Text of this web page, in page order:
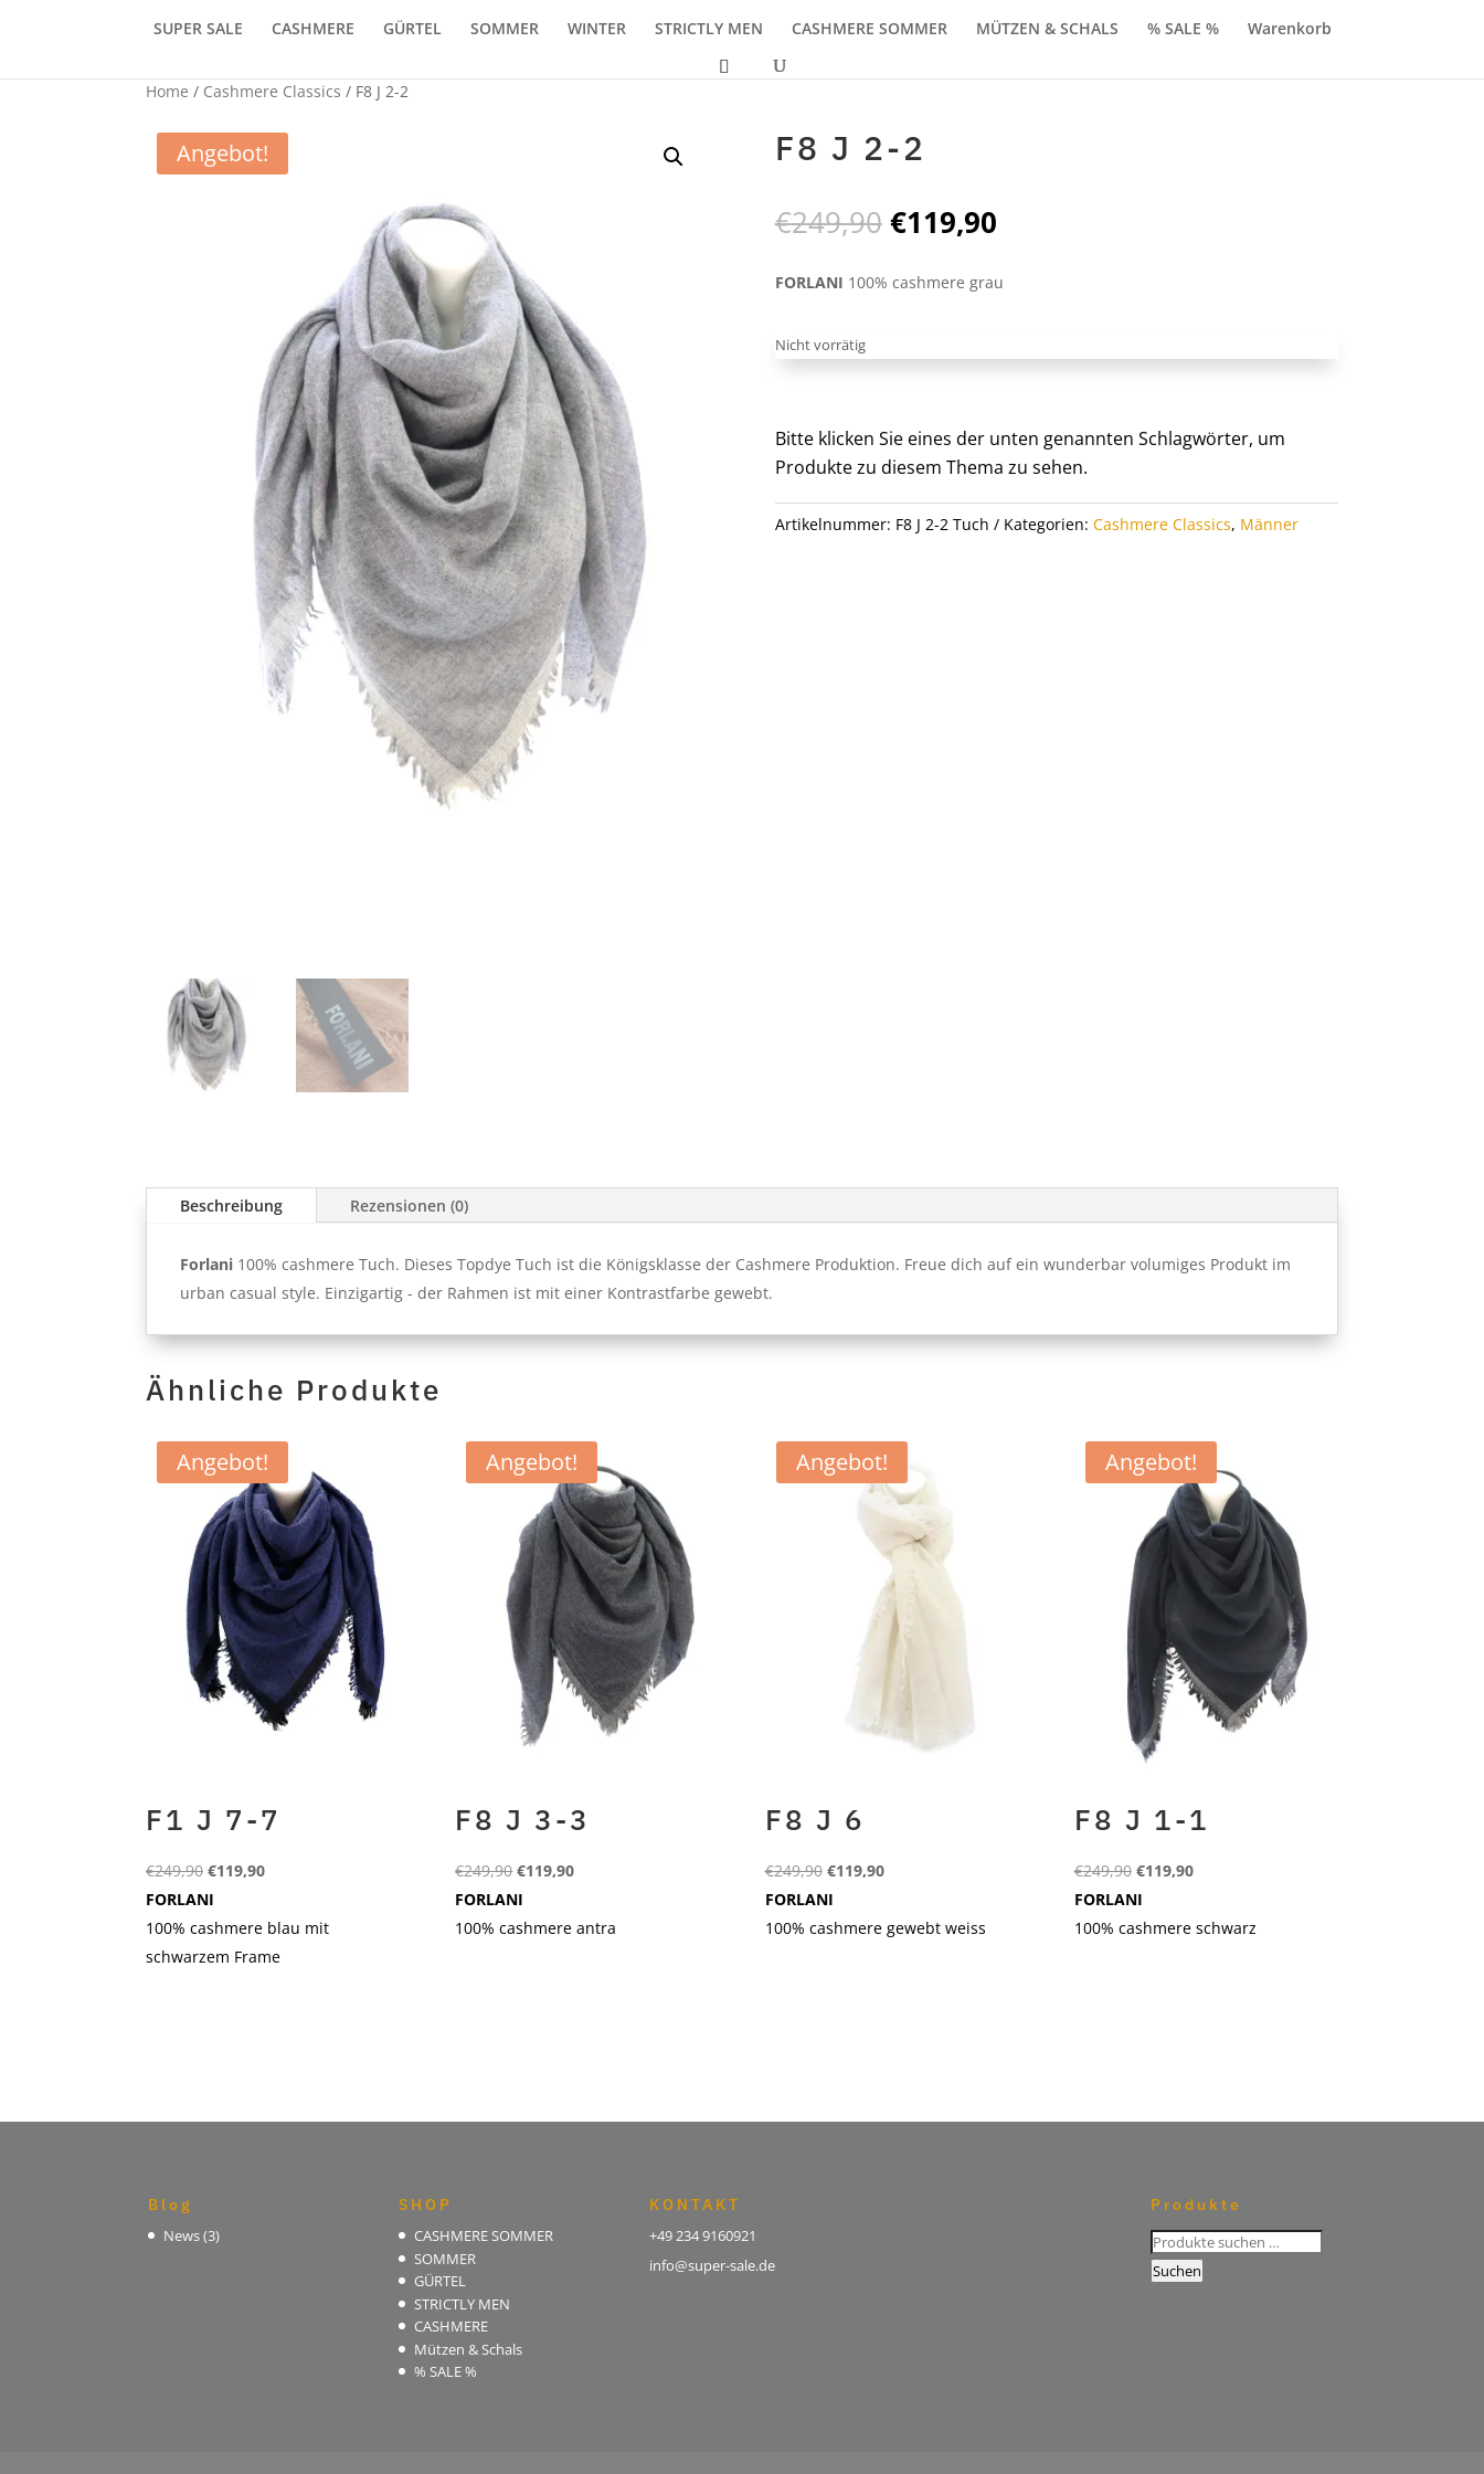
SUPER SALE CASHMERE GÜRTEL SOMMER WINTER STRICTLY MEN CASHMERE SOMMER MÜTZEN & SCHALS % SALE % Warenkorb
Home / Cashmere Classics / F8 J 2-2
Angebot! F8 J 2-2
€249,90 Ursprünglicher
war:
€119,90Aktueller
ist:
FORLANI 100% cashmere grau
Nicht vorrätig
Bitte klicken Sie eines der unten genannten Schlagwörter, um
Produkte zu diesem Thema zu sehen.
Artikelnummer: F8 J 2-2 Tuch Kategorien: Cashmere Classics, Männer
Beschreibung Rezensionen (0)
Forlani 100% cashmere Tuch. Dieses Topdye Tuch ist die Königsklasse der Cashmere Produktion. Freue dich auf ein wunderbar volumiges Produkt im
urban casual style. Einzigartig - der Rahmen ist mit einer Kontrastfarbe gewebt.
Ähnliche Produkte
Angebot!
F1 J 7-7
€249,90 Ursprünglicher
Preis
war:
€249,90
€119,90Aktueller
ist:
€119,90.
FORLANI
100% cashmere blau mit
schwarzem Frame
Angebot!
F8 J 3-3
€249,90Ursprünglicher
Preis
war:
€119,90Aktueller
ist:
FORLANI
100% cashmere antra
Angebot!
F8 J 6
€249,90 Ursprünglicher
Preis
war:
€119,90Aktueller
ist:
FORLANI
100% cashmere gewebt weiss
Angebot!
F8 J 1-1
€249,90 Ursprünglicher
Preis
war:
€119,90Aktueller
ist:
FORLANI
100% cashmere schwarz
Blog
News(3)
SHOP
CASHMERE SOMMER
SOMMER
GÜRTEL
STRICTLY MEN
CASHMERE
Mützen & Schals
% SALE %
KONTAKT
+49 234 9160921
info@super-sale.de
Produkte
Suchen
nach:
Suchen